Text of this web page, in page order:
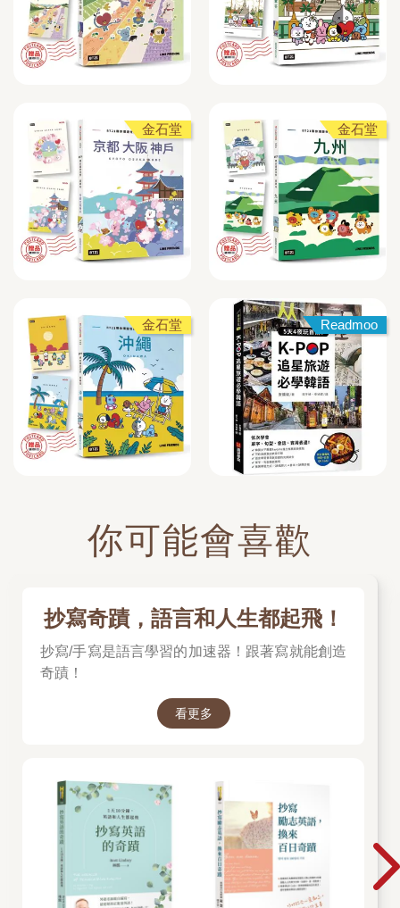
金石堂 金石堂
金石堂 Readmoo
你可能會喜歡
抄寫奇蹟，語言和人生都起飛！
抄寫/手寫是語言學習的加速器！跟著寫就能創造
奇蹟！
看更多